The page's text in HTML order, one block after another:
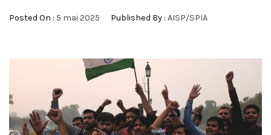
Posted On : 5 mai 2025 Published By : AISP/SPIA